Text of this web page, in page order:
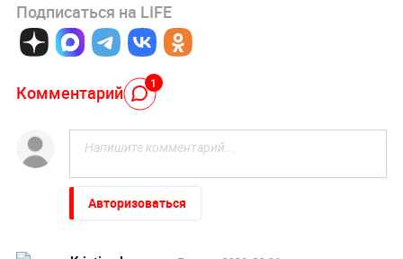
Подписаться на LIFE
Комментарий 1
Авторизоваться